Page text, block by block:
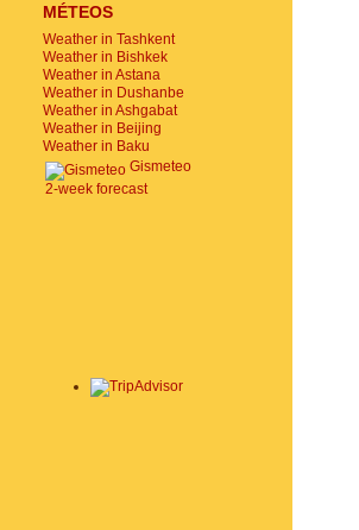
MÉTEOS
Weather in Tashkent
Weather in Bishkek
Weather in Astana
Weather in Dushanbe
Weather in Ashgabat
Weather in Beijing
Weather in Baku
Gismeteo
2-week forecast